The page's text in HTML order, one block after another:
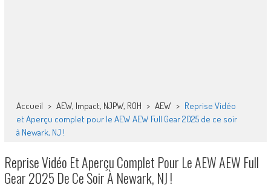
Accueil > AEW, Impact, NJPW, ROH > AEW > Reprise Vidéo
et Aperçu complet pour le AEW AEW Full Gear 2025 de ce soir
à Newark, NJ !
Reprise Vidéo Et Aperçu Complet Pour Le AEW AEW Full
Gear 2025 De Ce Soir À Newark, NJ !